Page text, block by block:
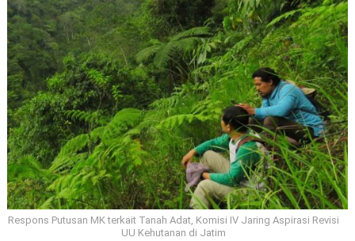
Respons Putusan MK terkait Tanah Adat, Komisi IV Jaring Aspirasi Revisi
UU Kehutanan di Jatim